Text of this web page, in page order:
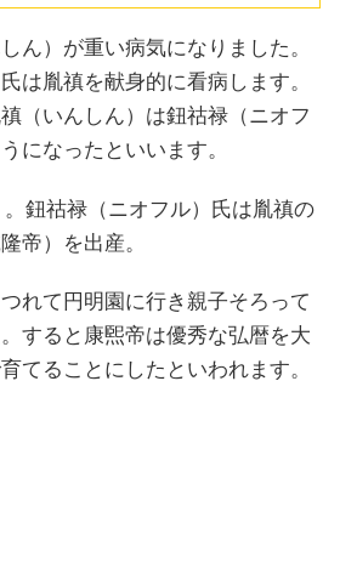
ん）が重い病気になりました。
は胤禛を献身的に看病します。
（いんしん）は鈕祜禄（ニオフ
になったといいます。
鈕祜禄（ニオフル）氏は胤禛の
帝）を出産。
れて円明園に行き親子そろって
すると康煕帝は優秀な弘暦を大
てることにしたといわれます。